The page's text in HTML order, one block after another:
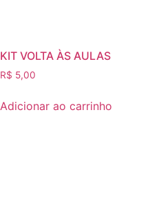
KIT VOLTA ÀS AULAS
R$ 5,00
Adicionar ao carrinho